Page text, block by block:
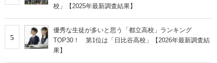
校」【2025年最新調査結果】
5
優秀な生徒が多いと思う「都立高校」ランキング
TOP30！ 第1位は「日比谷高校」【2026年最新調査結
果】